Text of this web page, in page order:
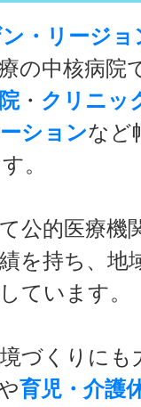
・リージョ
の中核病院
・ クリニッ
ションなど
。
公的医療機
を持ち、地
ています。
づくりにも
育児・介護